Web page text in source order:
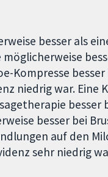
besser als
Kompresse besser
niedrig war. Eine
besser
besser bei
auf den
sehr niedrig